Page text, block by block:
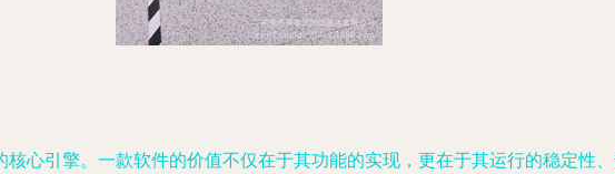
心引擎。一款软件的价值不仅在于其功能的实现，更在于其运行的稳定性